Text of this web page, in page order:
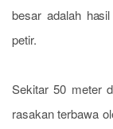
besar adalah
petir.
Sekitar 50 meter
rasakan terbawa